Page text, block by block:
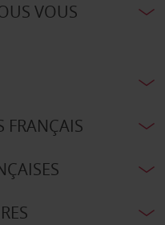
VOUS
FRANÇAIS